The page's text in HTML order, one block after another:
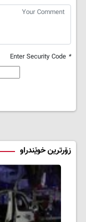
*
زۆرترین خوێندراو